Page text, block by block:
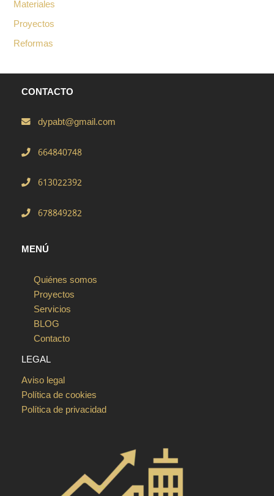
Materiales
Proyectos
Reformas
CONTACTO
dypabt@gmail.com
664840748
613022392
678849282
MENÚ
Quiénes somos
Proyectos
Servicios
BLOG
Contacto
LEGAL
Aviso legal
Política de cookies
Política de privacidad